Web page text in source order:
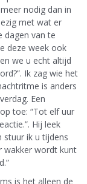
nodig dan in
met wat er
dagen van te
deze week ook
we u echt altijd
Ik zag wie het
is anders
Een
toe: “Tot elf uur
Hij leek
stuur ik u tijdens
wakker wordt kunt
is het alleen de